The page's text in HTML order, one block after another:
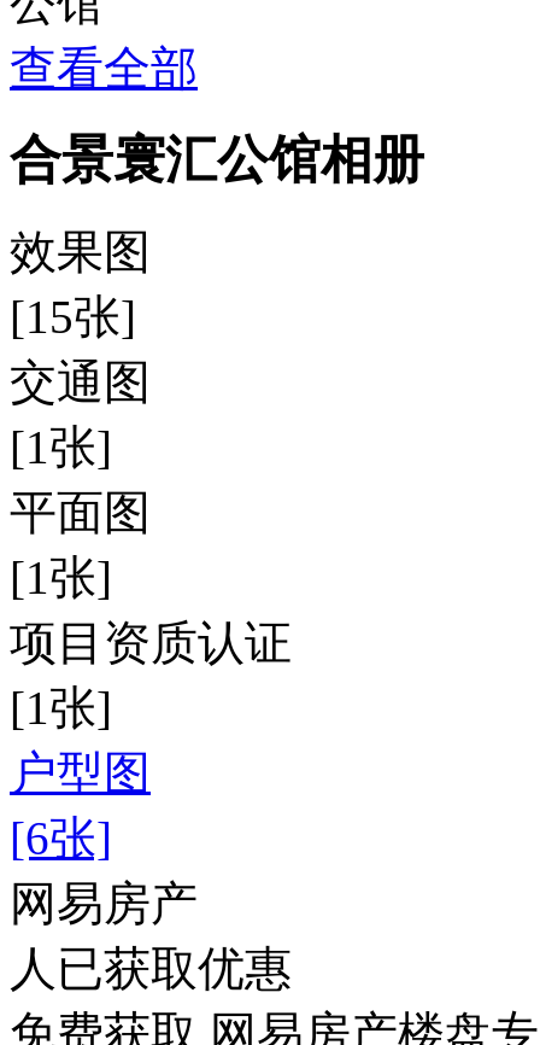
查看全部
合景寰汇公馆相册
效果图
[15张]
交通图
[1张]
平面图
[1张]
项目资质认证
[1张]
户型图
[6张]
网易房产
人已获取优惠
免费获取 网易房产楼盘